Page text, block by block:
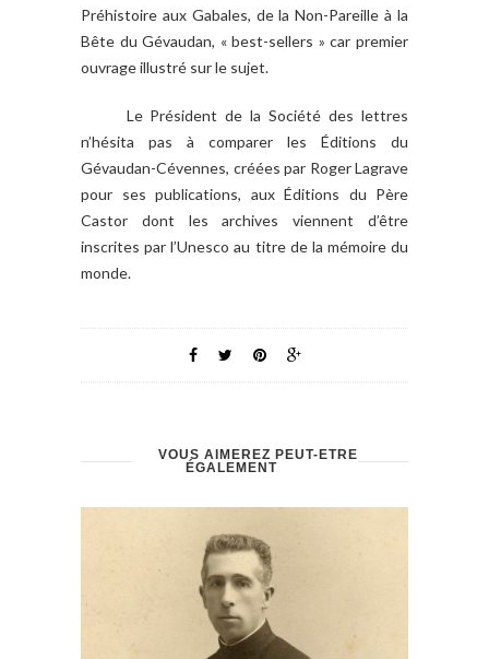
Préhistoire aux Gabales, de la Non-Pareille à la
Bête du Gévaudan, « best-sellers » car premier
ouvrage illustré sur le sujet.
Le Président de la Société des lettres
n’hésita pas à comparer les Éditions du
Gévaudan-Cévennes, créées par Roger Lagrave
pour ses publications, aux Éditions du Père
Castor dont les archives viennent d’être
inscrites par l’Unesco au titre de la mémoire du
monde.
VOUS AIMEREZ PEUT-ÊTRE
ÉGALEMENT